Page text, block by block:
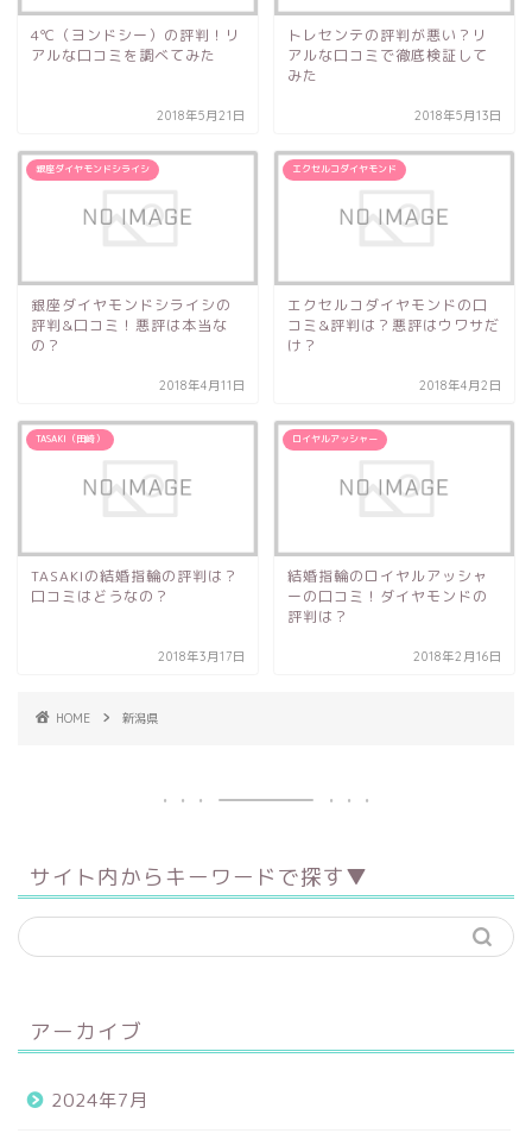
検索
4℃（ヨンドシー）の評判！リ
アルな口コミを調べてみた
2018年5月21日
トレセンテの評判が悪い？リ
アルな口コミで徹底検証して
みた
2018年5月13日
銀座ダイヤモンドシライシ
銀座ダイヤモンドシライシの
評判&口コミ！悪評は本当な
の？
2018年4月11日
エクセルコダイヤモンド
エクセルコダイヤモンドの口
コミ&評判は？悪評はウワサだ
け？
2018年4月2日
TASAKI（田崎）
TASAKIの結婚指輪の評判は？
口コミはどうなの？
2018年3月17日
ロイヤルアッシャー
結婚指輪のロイヤルアッシャ
ーの口コミ！ダイヤモンドの
評判は？
2018年2月16日
HOME 新潟県
サイト内からキーワードで探す▼
アーカイブ
2024年7月